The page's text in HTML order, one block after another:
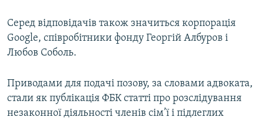
Усі сайти RFE/RL
Серед відповідачів також значиться корпорація
Google, співробітники фонду Георгій Албуров і
Любов Соболь.
Приводами для подачі позову, за словами адвоката,
стали як публікація ФБК статті про розслідування
незаконної діяльності членів сім’ї і підлеглих